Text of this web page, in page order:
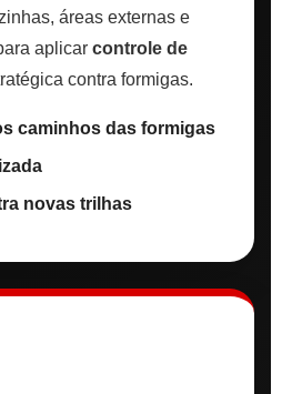
áreas externas e
aplicar controle de
contra formigas.
caminhos das formigas
novas trilhas